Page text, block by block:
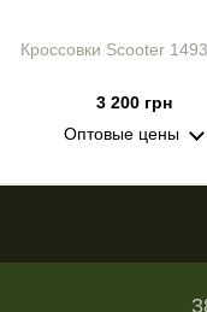
Кроссовки Scooter
3 200 грн
Оптовые цены